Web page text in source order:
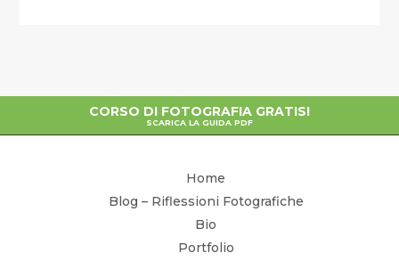
CORSO DI FOTOGRAFIA GRATIS!
SCARICA LA GUIDA PDF
Home
Blog – Riflessioni Fotografiche
Bio
Portfolio